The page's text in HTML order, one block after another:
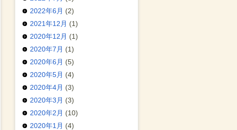
2022年6月 (2)
2021年12月 (1)
2020年12月 (1)
2020年7月 (1)
2020年6月 (5)
2020年5月 (4)
2020年4月 (3)
2020年3月 (3)
2020年2月 (10)
2020年1月 (4)